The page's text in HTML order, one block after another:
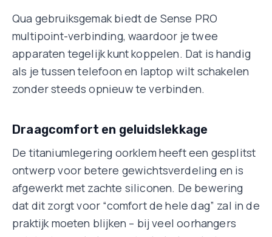
Qua gebruiksgemak biedt de Sense PRO
multipoint-verbinding, waardoor je twee
apparaten tegelijk kunt koppelen. Dat is handig
als je tussen telefoon en laptop wilt schakelen
zonder steeds opnieuw te verbinden.
Draagcomfort en geluidslekkage
De titaniumlegering oorklem heeft een gesplitst
ontwerp voor betere gewichtsverdeling en is
afgewerkt met zachte siliconen. De bewering
dat dit zorgt voor “comfort de hele dag” zal in de
praktijk moeten blijken – bij veel oorhangers